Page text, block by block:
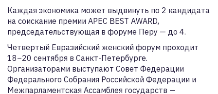
Каждая экономика может выдвинуть по 2 кандидата
на соискание премии APEC BEST AWARD,
председательствующая в форуме Перу — до 4.
Четвертый Евразийский женский форум проходит
18–20 сентября в Санкт-Петербурге.
Организаторами выступают Совет Федерации
Федерального Собрания Российской Федерации и
Межпарламентская Ассамблея государств —